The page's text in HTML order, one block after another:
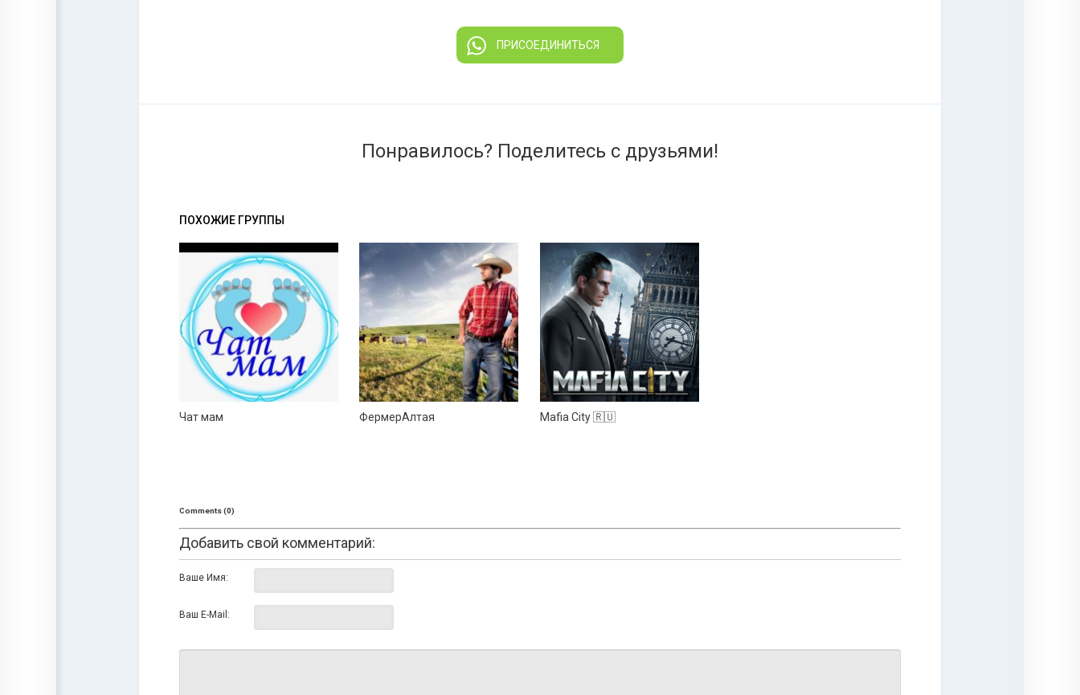
ПРИСОЕДИНИТЬСЯ
Понравилось? Поделитесь с друзьями!
ПОХОЖИЕ ГРУППЫ
Чат мам ФермерАлтая Mafia City 🇷🇺
Comments (0)
Добавить свой комментарий:
Ваше Имя:
Ваш E-Mail: